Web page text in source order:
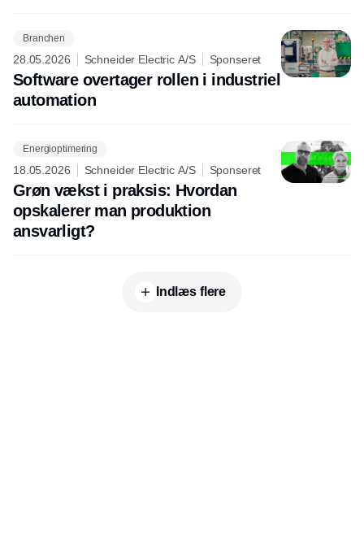
Branchen
28.05.2026 Schneider Electric A/S Sponseret
Software overtager rollen i industriel
automation
Energioptimering
18.05.2026 Schneider Electric A/S Sponseret
Grøn vækst i praksis: Hvordan
opskalerer man produktion
ansvarligt?
Indlæs flere